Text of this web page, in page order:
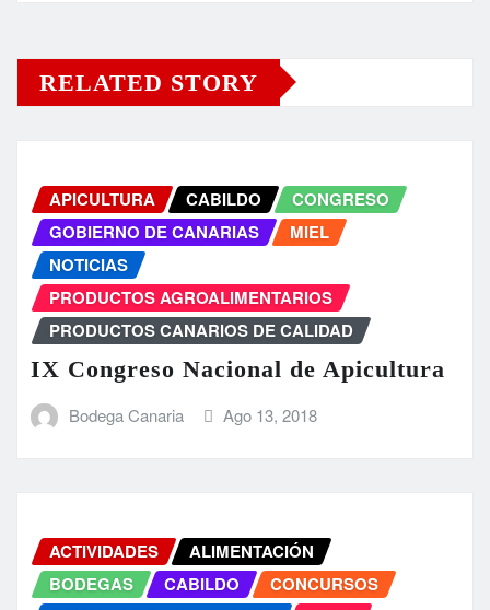
RELATED STORY
APICULTURA CABILDO
CONGRESO
GOBIERNO DE CANARIAS
MIEL
NOTICIAS
PRODUCTOS AGROALIMENTARIOS
PRODUCTOS CANARIOS DE CALIDAD
IX Congreso Nacional de Apicultura
Bodega Canaria Ago 13, 2018
ACTIVIDADES
ALIMENTACIÓN
BODEGAS
CABILDO
CONCURSOS